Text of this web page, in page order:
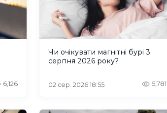
6,126
Чи очікувати магнітні бурі 3
серпня 2026 року?
02 сер. 2026 18:55 5,781